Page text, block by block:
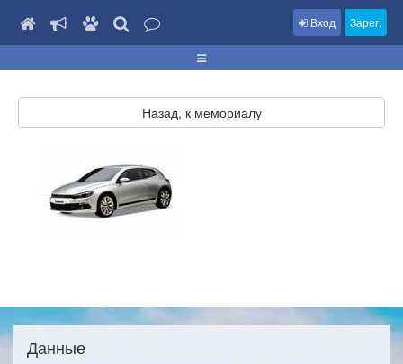
Вход Зарег.
Назад, к мемориалу
Данные